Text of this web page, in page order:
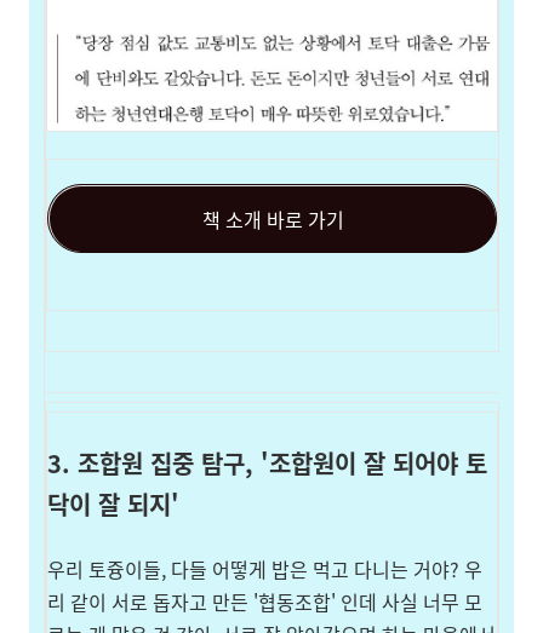
책 소개 바로 가기
3. 조합원 집중 탐구, '조합원이 잘 되어야 토
닥이 잘 되지'
우리 토즁이들, 다들 어떻게 밥은 먹고 다니는 거야? 우
리 같이 서로 돕자고 만든 '협동조합' 인데 사실 너무 모